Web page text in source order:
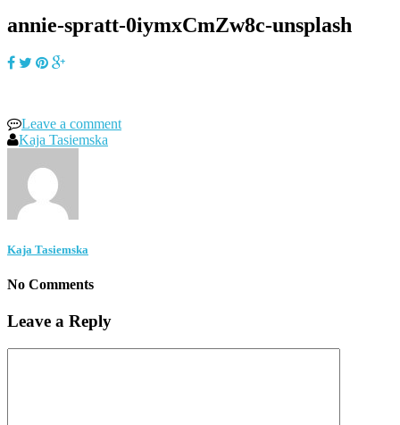
annie-spratt-0iymxCmZw8c-unsplash
Leave a comment
Kaja Tasiemska
Kaja Tasiemska
No Comments
Leave a Reply